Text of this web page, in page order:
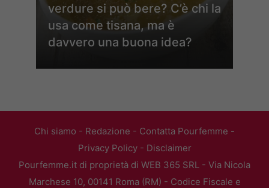
verdure si può bere? C’è chi la
usa come tisana, ma è
davvero una buona idea?
Chi siamo - Redazione - Contatta Pourfemme -
Privacy Policy- Disclaimer
Pourfemme.it di proprietà di WEB 365 SRL - Via Nicola
Marchese 10, 00141 Roma (RM) - Codice Fiscale e